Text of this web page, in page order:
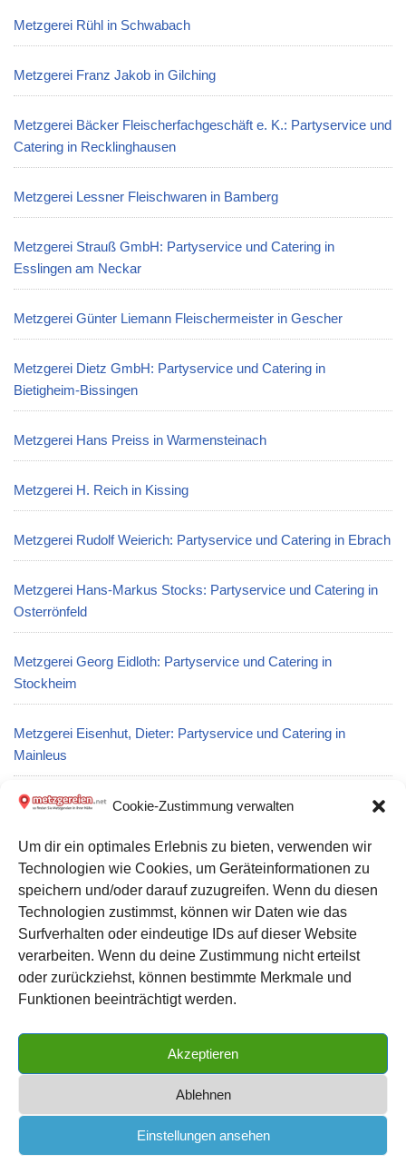
Cookie-Zustimmung verwalten
Um dir ein optimales Erlebnis zu bieten, verwenden wir
Technologien wie Cookies, um Geräteinformationen zu
speichern und/oder darauf zuzugreifen. Wenn du diesen
Technologien zustimmst, können wir Daten wie das
Surfverhalten oder eindeutige IDs auf dieser Website
verarbeiten. Wenn du deine Zustimmung nicht erteilst
oder zurückziehst, können bestimmte Merkmale und
Funktionen beeinträchtigt werden.
Akzeptieren
Ablehnen
Einstellungen ansehen
Metzgerei Rühl in Schwabach
Metzgerei Franz Jakob in Gilching
Metzgerei Bäcker Fleischerfachgeschäft e. K.: Partyservice und
Catering in Recklinghausen
Metzgerei Lessner Fleischwaren in Bamberg
Metzgerei Strauß GmbH: Partyservice und Catering in
Esslingen am Neckar
Metzgerei Günter Liemann Fleischermeister in Gescher
Metzgerei Dietz GmbH: Partyservice und Catering in
Bietigheim-Bissingen
Metzgerei Hans Preiss in Warmensteinach
Metzgerei H. Reich in Kissing
Metzgerei Rudolf Weierich: Partyservice und Catering in Ebrach
Metzgerei Hans-Markus Stocks: Partyservice und Catering in
Osterrönfeld
Metzgerei Georg Eidloth: Partyservice und Catering in
Stockheim
Metzgerei Eisenhut, Dieter: Partyservice und Catering in
Mainleus
Metzgerei Peter Hoffmann: Partyservice und Catering in
Metzgerei Wurst und Schinken Haase: Partyservice und
Catering in Berlin
Kontakt zu uns
METZGEREIEN.net